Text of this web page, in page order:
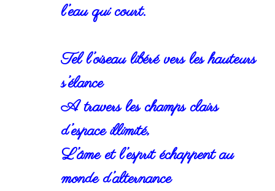
l’eau qui court.
Tel l’oiseau libéré vers les hauteurs
s’élance
A travers les champs clairs
d’espace illimité,
L’âme et l’esprit échappent au
monde d’alternance